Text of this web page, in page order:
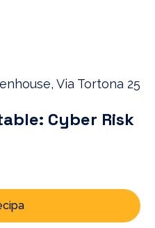
Via Tortona 25
Cyber Risk